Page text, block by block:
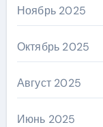
Ноябрь 2025
Октябрь 2025
Август 2025
Июнь 2025